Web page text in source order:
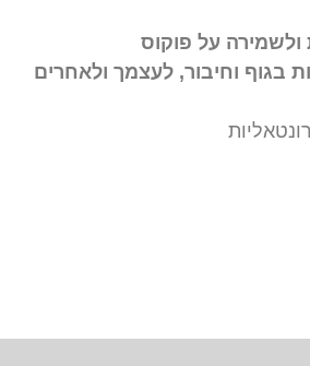
ולשמירה על פוקוס
בגוף וחיבור, לעצמך ולאחרים